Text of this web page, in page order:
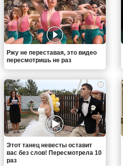
Ржу не переставая, это видео
пересмотришь не раз
i
Этот танец невесты оставит
вас без слов! Пересмотрела 10
раз